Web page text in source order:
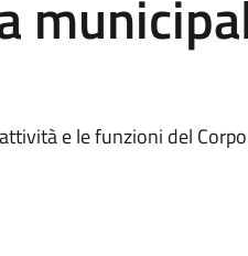
e le funzioni del